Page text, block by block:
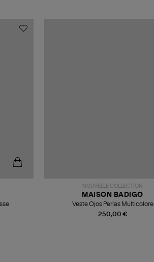
NOUVELLE COLLECTION
250,00 €
MAISON BADIGO
Veste Ojos Perlas Multicolore